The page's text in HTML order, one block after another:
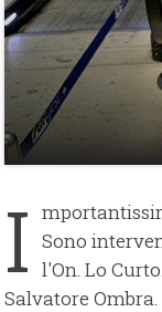
I Sono
l'On. Lo
Salvatore